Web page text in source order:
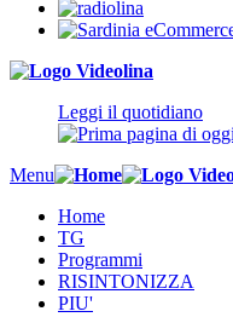
Leggi il quotidiano
Menu
Home
TG
Programmi
RISINTONIZZA
PIU'